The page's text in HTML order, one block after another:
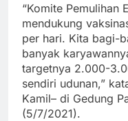
“Komite Pemulihan
mendukung
per hari. Kita bagi-
banyak
targetnya 2.000-
sendiri udunan,”
Kamil– di Gedung
(5/7/2021).